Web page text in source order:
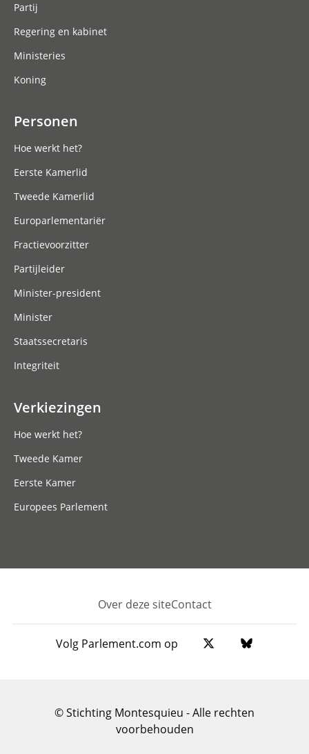
Partij
Regering en kabinet
Ministeries
Koning
Personen
Hoe werkt het?
Eerste Kamerlid
Tweede Kamerlid
Europarlementariër
Fractievoorzitter
Partijleider
Minister-president
Minister
Staatssecretaris
Integriteit
Verkiezingen
Hoe werkt het?
Tweede Kamer
Eerste Kamer
Europees Parlement
Footer
Over deze siteContact
Volg Parlement.com op
© Stichting Montesquieu - Alle rechten
voorbehouden